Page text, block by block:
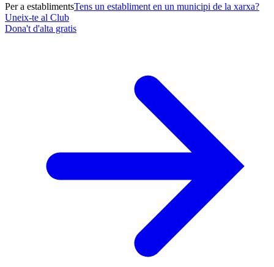
Per a establimentsTens un establiment en un municipi de la xarxa?
Uneix-te al Club
Dona't d'alta gratis